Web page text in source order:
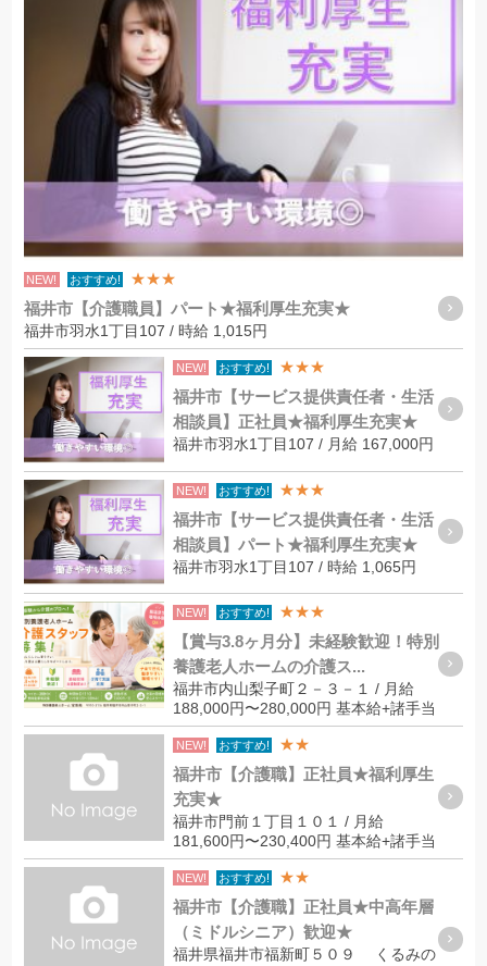
NEW! おすすめ! ★★★
福井市【介護職員】パート★福利厚生充実★
福井市羽水1丁目107 / 時給 1,015円
NEW! おすすめ! ★★★
福井市【サービス提供責任者・生活
相談員】正社員★福利厚生充実★
福井市羽水1丁目107 / 月給 167,000円
NEW! おすすめ! ★★★
福井市【サービス提供責任者・生活
相談員】パート★福利厚生充実★
福井市羽水1丁目107 / 時給 1,065円
NEW! おすすめ! ★★★
【賞与3.8ヶ月分】未経験歓迎！特別
養護老人ホームの介護ス...
福井市内山梨子町２－３－１ / 月給
188,000円〜280,000円 基本給+諸手当
NEW! おすすめ! ★★
福井市【介護職】正社員★福利厚生
充実★
福井市門前１丁目１０１ / 月給
181,600円〜230,400円 基本給+諸手当
NEW! おすすめ! ★★
福井市【介護職】正社員★中高年層
（ミドルシニア）歓迎★
福井県福井市福新町５０９ くるみの